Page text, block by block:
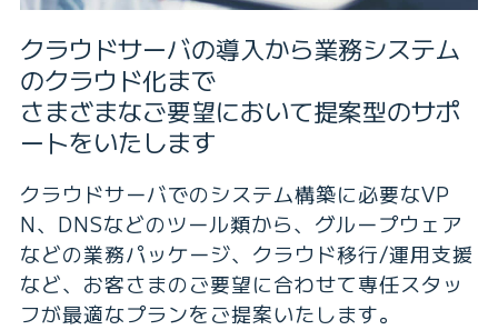
クラウドサーバの導入から業務システム
のクラウド化まで
さまざまなご要望において提案型のサポ
ートをいたします
クラウドサーバでのシステム構築に必要なVP
N、DNSなどのツール類から、グループウェア
などの業務パッケージ、クラウド移行/運用支援
など、お客さまのご要望に合わせて専任スタッ
フが最適なプランをご提案いたします。